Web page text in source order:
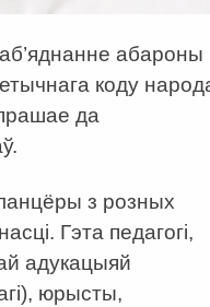
абароны
коду
да
з розных
Гэта педагогі,
адукацыяй
юрысты,